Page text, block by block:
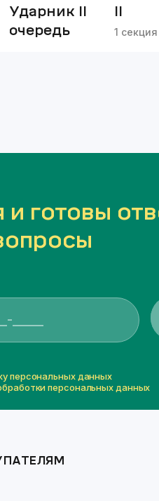
Ударник II
очередь
II
1 секция
готовы
персональных данных
персональных данных